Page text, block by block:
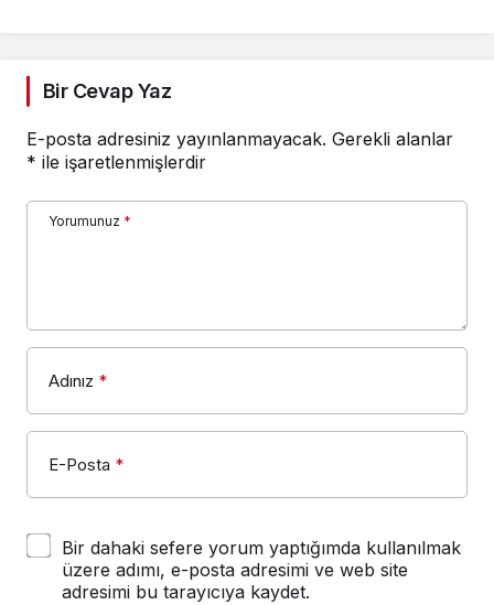
Bir Cevap Yaz
E-posta adresiniz yayınlanmayacak. Gerekli alanlar
* ile işaretlenmişlerdir
Yorumunuz *
Adınız *
E-Posta *
Bir dahaki sefere yorum yaptığımda kullanılmak
üzere adımı, e-posta adresimi ve web site
adresimi bu tarayıcıya kaydet.